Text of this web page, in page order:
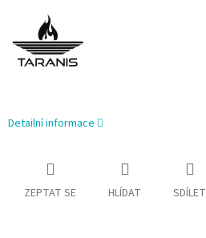
Detailní informace
ZEPTAT SE HLÍDAT SDÍLET